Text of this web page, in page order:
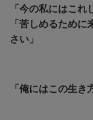
「今の私にはこれ
「 苦しめるために
さい」
「俺にはこの生き